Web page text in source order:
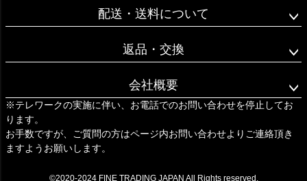
配送・送料について
返品・交換
会社概要
※テレワークの実施に伴い、お電話でのお問い合わせを停止してお
ります。
お手数ですが、ご質問の方はページ内お問い合わせよりご連絡頂き
ますようお願いします。
©2020-2024 FINE TRADING JAPAN All Rights reserved.